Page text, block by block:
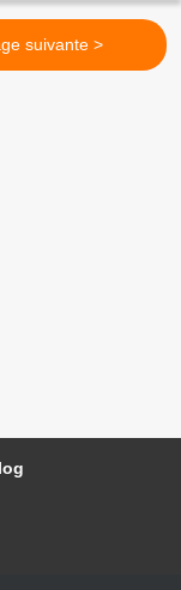
suivante >